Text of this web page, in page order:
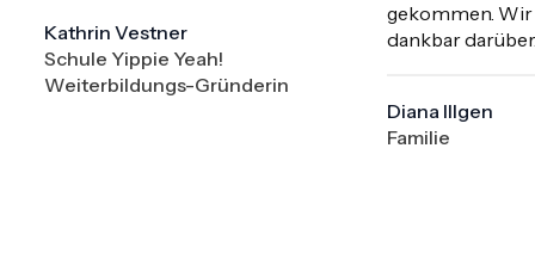
Kathrin Vestner
Schule Yippie Yeah!
Weiterbildungs-Gründerin
gekommen.
dankbar
Diana Illgen
Familie